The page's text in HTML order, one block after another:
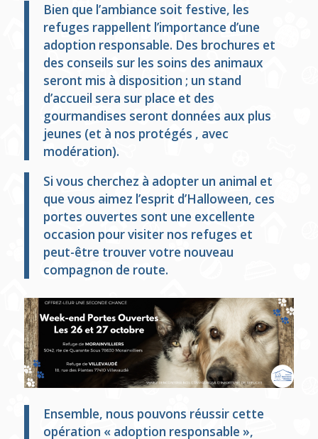
Bien que l’ambiance soit festive, les
refuges rappellent l’importance d’une
adoption responsable. Des brochures et
des conseils sur les soins des animaux
seront mis à disposition ; un stand
d’accueil sera sur place et des
gourmandises seront données aux plus
jeunes (et à nos protégés , avec
modération).
Si vous cherchez à adopter un animal et
que vous aimez l’esprit d’Halloween, ces
portes ouvertes sont une excellente
occasion pour visiter nos refuges et
peut-être trouver votre nouveau
compagnon de route.
Ensemble, nous pouvons réussir cette
opération « adoption responsable »,